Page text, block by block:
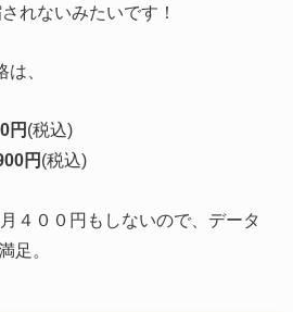
れないみたいです！
、
円 (税込)
円 (税込)
４００円もしないので、データ
足。